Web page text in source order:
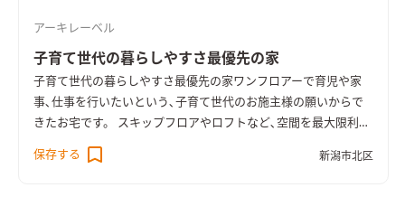
アーキレーベル
子育て世代の暮らしやすさ最優先の家
子育て世代の暮らしやすさ最優先の家ワンフロアーで育児や家
事､仕事を行いたいという､子育て世代のお施主様の願いからで
きたお宅です。 スキップフロアやロフトなど､空間を最大限利用
空間になりました。 親子で一緒に勉強する姿は､とてもほほえま
保存する 新潟市北区